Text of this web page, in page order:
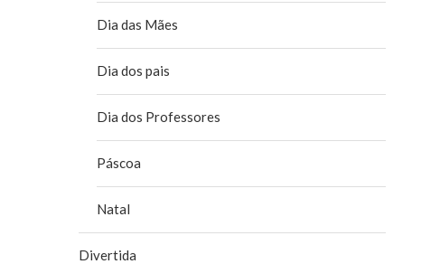
Dia das Mães
Dia dos pais
Dia dos Professores
Páscoa
Natal
Divertida